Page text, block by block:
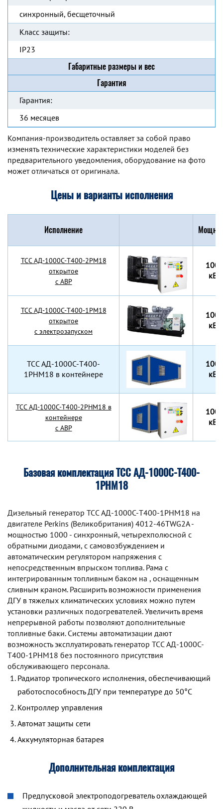
синхронный, бесщеточный
Класс защиты:
IP23
Габаритные размеры и вес
Гарантия
Гарантия:
36 месяцев
Компания-производитель оставляет за собой право
изменять технические характеристики моделей без
предварительного уведомления, оборудование на фото
может отличаться от оригинала.
Цены и варианты исполнения
Исполнение
TCC АД-1000C-Т400-2РМ18
открытое
с АВР
1000
кВт
TCC АД-1000C-Т400-1РМ18
открытое
с электрозапуском
1000
кВт
TCC АД-1000C-Т400-
1РНМ18 в контейнере
1000
кВт
TCC АД-1000C-Т400-2РНМ18 в
контейнере
с АВР
1000
кВт
Базовая комплектация ТСС АД-1000C-Т400-
1РНМ18
Дизельный генератор TCC АД-1000C-Т400-1РНМ18 на
двигателе Perkins (Великобритания) 4012-46TWG2A -
мощностью 1000 - синхронный, четырехполюсной с
обратными диодами, с самовозбуждением и
автоматическим регулятором напряжения с
непосредственным впрыском топлива. Рама с
интегрированным топливным баком на , оснащенным
сливным краном. Расширить возможности применения
ДГУ в тяжелых климатических условиях можно путем
установки различных подогревателей. Увеличить время
непрерывной работы позволяют дополнительные
топливные баки. Системы автоматизации дают
возможность эксплуатировать генератор TCC АД-1000C-
Т400-1РНМ18 без постоянного присутствия
обслуживающего персонала.
Радиатор тропического исполнения, обеспечивающий
работоспособность ДГУ при температуре до 50°С
Контроллер управления
Автомат защиты сети
Аккумуляторная батарея
Дополнительная комплектация
Предпусковой электроподогреватель охлаждающей